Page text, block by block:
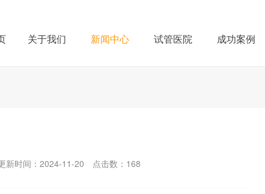
关于我们 新闻中心 试管医院 成功案例
新时间：2024-11-20 点击数： 168